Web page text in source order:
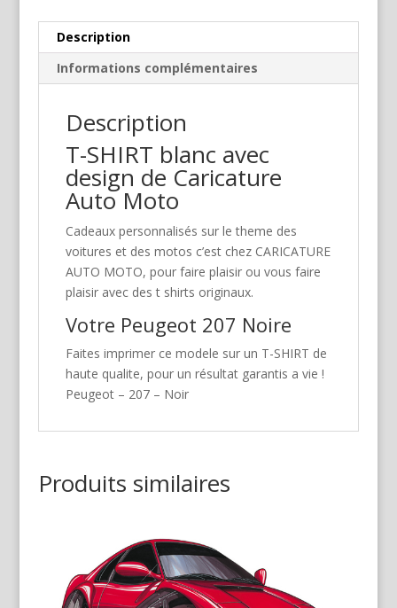
Description
Informations complémentaires
Description
T-SHIRT blanc avec
design de Caricature
Auto Moto
Cadeaux personnalisés sur le theme des
voitures et des motos c’est chez CARICATURE
AUTO MOTO, pour faire plaisir ou vous faire
plaisir avec des t shirts originaux.
Votre Peugeot 207 Noire
Faites imprimer ce modele sur un T-SHIRT de
haute qualite, pour un résultat garantis a vie !
Peugeot – 207 – Noir
Produits similaires